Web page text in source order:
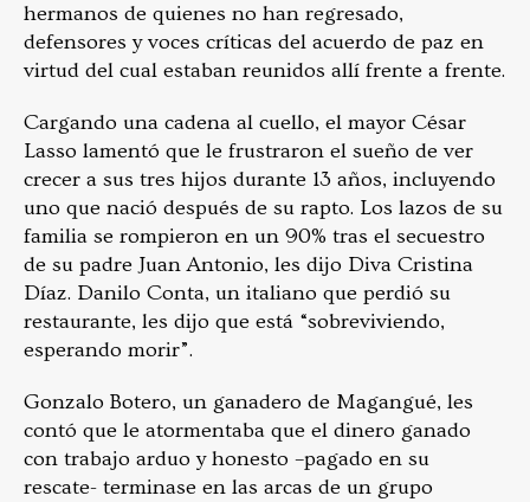
hermanos de quienes no han regresado,
defensores y voces críticas del acuerdo de paz en
virtud del cual estaban reunidos allí frente a frente.
Cargando una cadena al cuello, el mayor César
Lasso lamentó que le frustraron el sueño de ver
crecer a sus tres hijos durante 13 años, incluyendo
uno que nació después de su rapto. Los lazos de su
familia se rompieron en un 90% tras el secuestro
de su padre Juan Antonio, les dijo Diva Cristina
Díaz. Danilo Conta, un italiano que perdió su
restaurante, les dijo que está “sobreviviendo,
esperando morir”.
Gonzalo Botero, un ganadero de Magangué, les
contó que le atormentaba que el dinero ganado
con trabajo arduo y honesto –pagado en su
rescate- terminase en las arcas de un grupo